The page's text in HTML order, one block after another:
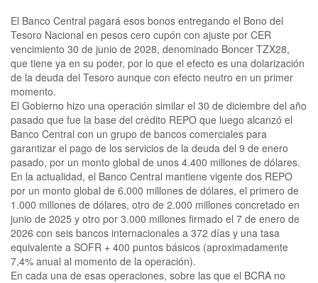
El Banco Central pagará esos bonos entregando el Bono del
Tesoro Nacional en pesos cero cupón con ajuste por CER
vencimiento 30 de junio de 2028, denominado Boncer TZX28,
que tiene ya en su poder, por lo que el efecto es una dolarización
de la deuda del Tesoro aunque con efecto neutro en un primer
momento.
El Gobierno hizo una operación similar el 30 de diciembre del año
pasado que fue la base del crédito REPO que luego alcanzó el
Banco Central con un grupo de bancos comerciales para
garantizar el pago de los servicios de la deuda del 9 de enero
pasado, por un monto global de unos 4.400 millones de dólares.
En la actualidad, el Banco Central mantiene vigente dos REPO
por un monto global de 6.000 millones de dólares, el primero de
1.000 millones de dólares, otro de 2.000 millones concretado en
junio de 2025 y otro por 3.000 millones firmado el 7 de enero de
2026 con seis bancos internacionales a 372 días y una tasa
equivalente a SOFR + 400 puntos básicos (aproximadamente
7,4% anual al momento de la operación).
En cada una de esas operaciones, sobre las que el BCRA no